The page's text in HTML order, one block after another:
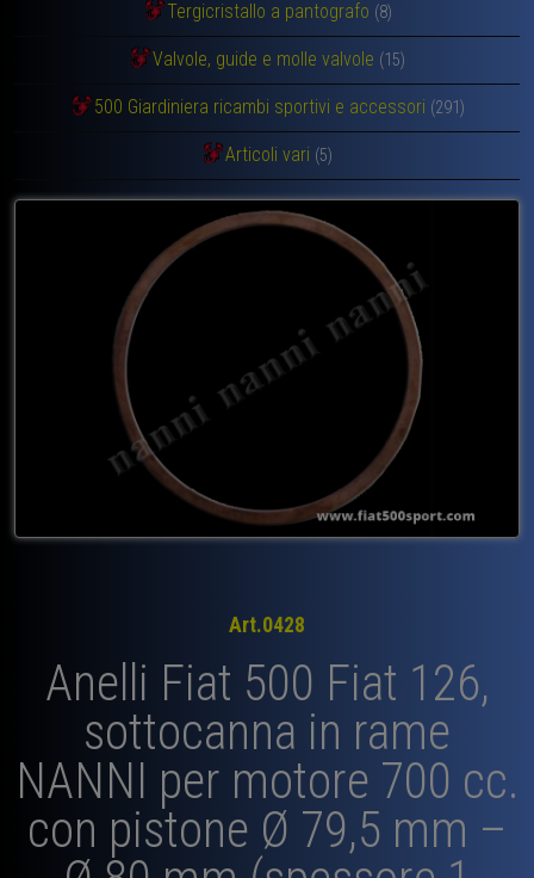
Tergicristallo a pantografo (8)
Valvole, guide e molle valvole (15)
500 Giardiniera ricambi sportivi e accessori (291)
Articoli vari (5)
Art.0428
Anelli Fiat 500 Fiat 126,
sottocanna in rame
NANNI per motore 700 cc.
con pistone Ø 79,5 mm –